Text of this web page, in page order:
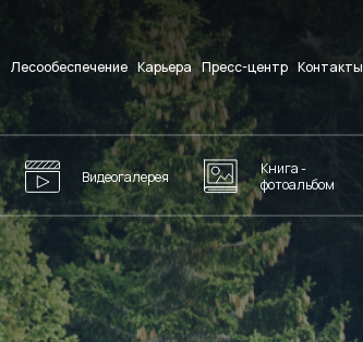
Лесообеспечение Карьера Пресс-центр Контакты
Видеогалерея
Книга -
фотоальбом